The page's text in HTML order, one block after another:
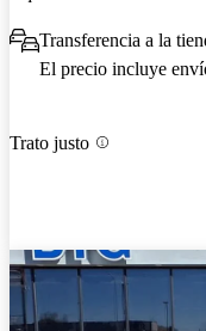
Transferencia a la
El precio incluye
Trato justo